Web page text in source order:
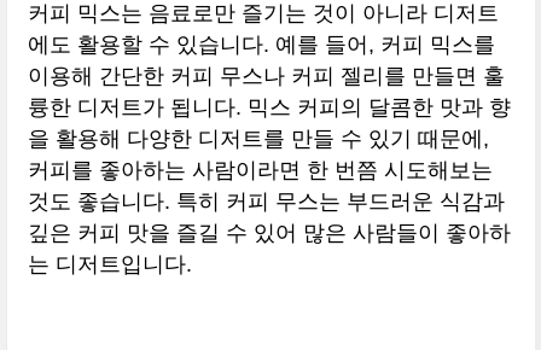
커피 믹스는 음료로만 즐기는 것이 아니라 디저트
에도 활용할 수 있습니다. 예를 들어, 커피 믹스를
이용해 간단한 커피 무스나 커피 젤리를 만들면 훌
륭한 디저트가 됩니다. 믹스 커피의 달콤한 맛과 향
을 활용해 다양한 디저트를 만들 수 있기 때문에,
커피를 좋아하는 사람이라면 한 번쯤 시도해보는
것도 좋습니다. 특히 커피 무스는 부드러운 식감과
깊은 커피 맛을 즐길 수 있어 많은 사람들이 좋아하
는 디저트입니다.